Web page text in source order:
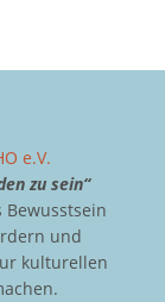
e.V.
zu sein“
Bewusstsein
und
kulturellen